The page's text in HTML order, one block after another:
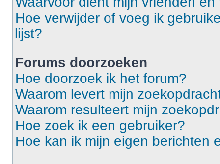
Hoe verwijder of voeg ik
lijst?
Forums doorzoeken
Hoe doorzoek ik het forum?
Waarom levert mijn
Waarom resulteert mijn
Hoe zoek ik een gebruiker?
Hoe kan ik mijn eigen berichten